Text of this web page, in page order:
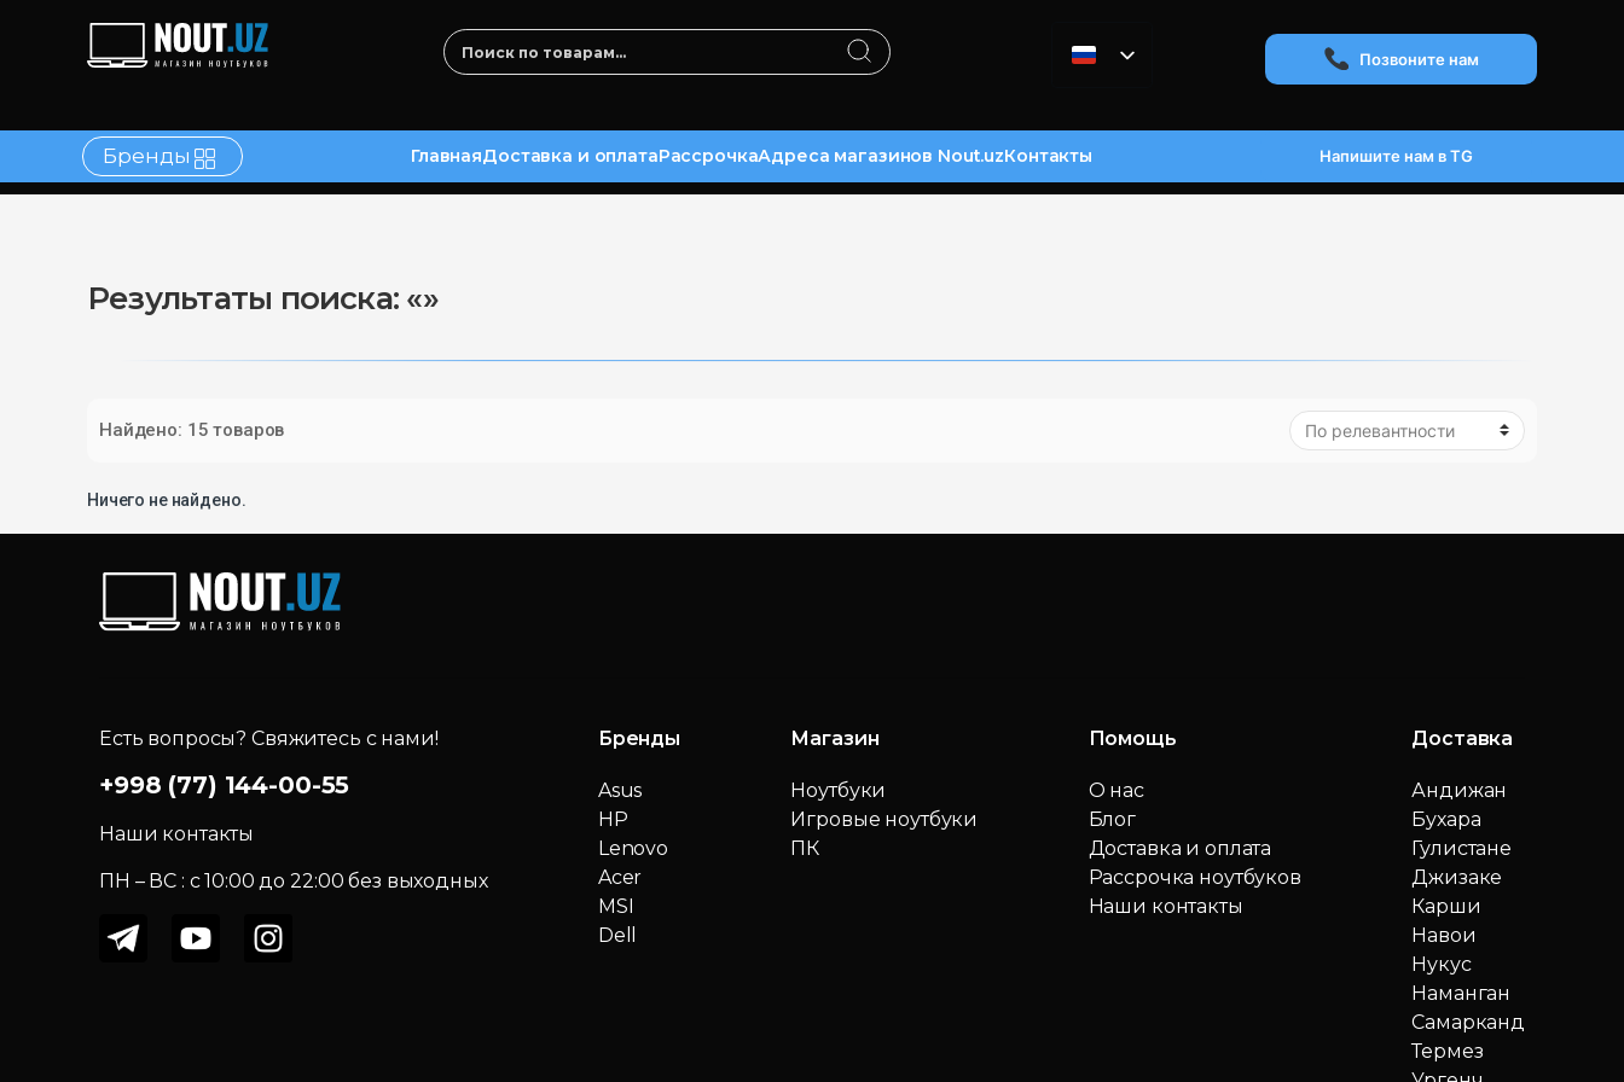
Позвоните нам
Бренды ГлавнаяДоставка и оплатаРассрочкаАдреса магазинов Nout.uzКонтакты Напишите нам в TG
Результаты поиска: «»
Найдено: 15 товаров
Ничего не найдено.
Есть вопросы? Свяжитесь с нами!
+998 (77) 144-00-55
Наши контакты
ПН – ВС : c 10:00 до 22:00 без выходных
Бренды
Asus
HP
Lenovo
Acer
MSI
Dell
Магазин
Ноутбуки
Игровые ноутбуки
ПК
Помощь
О нас
Блог
Доставка и оплата
Рассрочка ноутбуков
Наши контакты
Доставка
Андижан
Бухара
Гулистане
Джизаке
Карши
Навои
Нукус
Наманган
Самарканд
Термез